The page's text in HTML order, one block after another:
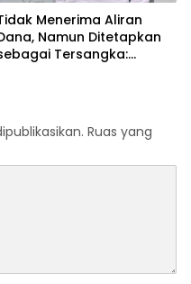
Menerima Aliran
Namun Ditetapkan
Tersangka:
Ruas yang